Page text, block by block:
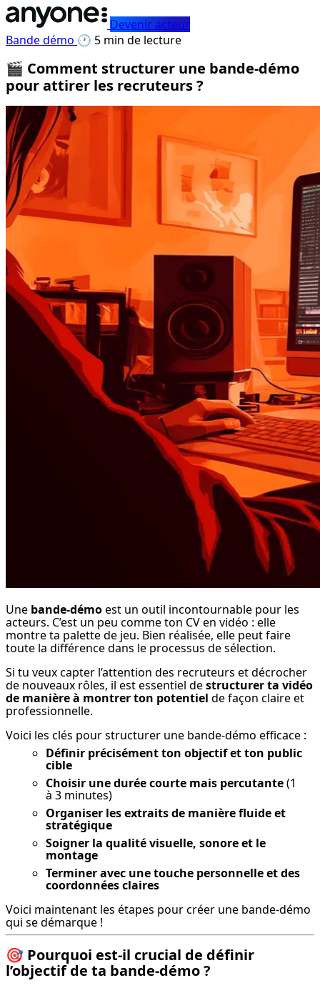
Devenir acteur
Bande démo 🕐 5 min de lecture
🎬 Comment structurer une bande-démo
pour attirer les recruteurs ?
Une bande-démo est un outil incontournable pour les
acteurs. C’est un peu comme ton CV en vidéo : elle
montre ta palette de jeu. Bien réalisée, elle peut faire
toute la différence dans le processus de sélection.
Si tu veux capter l’attention des recruteurs et décrocher
de nouveaux rôles, il est essentiel de structurer ta vidéo
de manière à montrer ton potentiel de façon claire et
professionnelle.
Voici les clés pour structurer une bande-démo efficace :
Définir précisément ton objectif et ton public
cible
Choisir une durée courte mais percutante(1
à 3 minutes)
Organiser les extraits de manière fluide et
stratégique
Soigner la qualité visuelle, sonore et le
montage
Terminer avec une touche personnelle et des
coordonnées claires
Voici maintenant les étapes pour créer une bande-démo
qui se démarque !
🎯 Pourquoi est-il crucial de définir
l’objectif de ta bande-démo ?